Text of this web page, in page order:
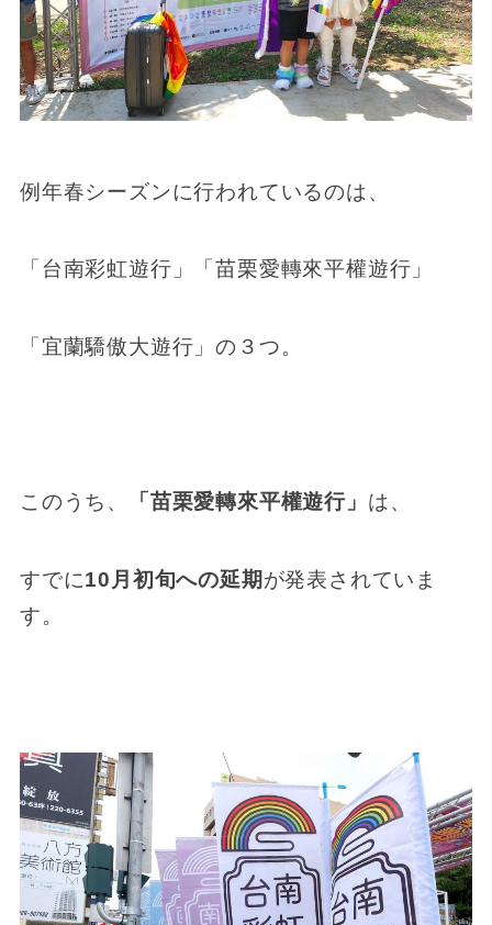
例年春シーズンに行われているのは、
「台南彩虹遊行」「苗栗愛轉來平權遊行」
「宜蘭驕傲大遊行」の３つ。
このうち、 「苗栗愛轉來平權遊行」 は、
すでに10月初旬への延期が発表されていま
す。